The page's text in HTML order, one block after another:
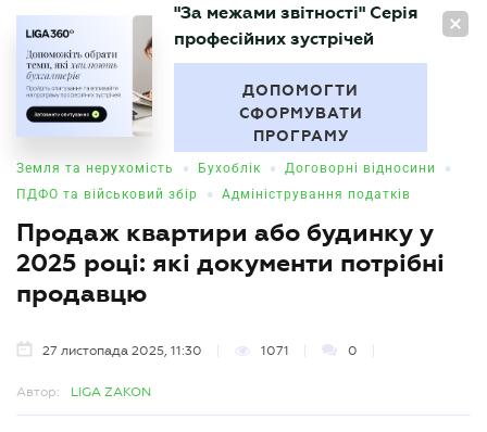
UA
БУХГАЛТЕР
"За межами звітності" Серія
професійних зустрічей
ДОПОМОГТИ
СФОРМУВАТИ
ПРОГРАМУ
Земля та нерухомість • Бухоблік • Договорні відносини •
ПДФО та військовий збір • Адміністрування податків
Продаж квартири або будинку у
2025 році: які документи потрібні
продавцю
27 листопада 2025, 11:30 1071 0
Автор: LIGA ZAKON